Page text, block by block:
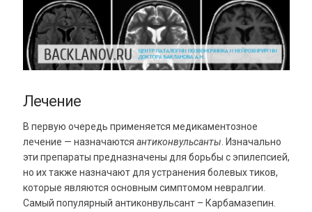
Лечение
В первую очередь применяется медикаментозное
лечение — назначаются антиконвульсанты. Изначально
эти препараты предназначены для борьбы с эпилепсией,
но их также назначают для устранения болевых тиков,
которые являются основным симптомом невралгии.
Самый популярный антиконвульсант – Карбамазепин.